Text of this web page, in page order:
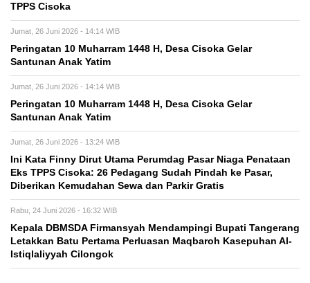
TPPS Cisoka
Jumat, 26 Juni 2026 - 14:14 WIB
Peringatan 10 Muharram 1448 H, Desa Cisoka Gelar
Santunan Anak Yatim
Jumat, 26 Juni 2026 - 14:14 WIB
Peringatan 10 Muharram 1448 H, Desa Cisoka Gelar
Santunan Anak Yatim
Jumat, 26 Juni 2026 - 13:24 WIB
Ini Kata Finny Dirut Utama Perumdag Pasar Niaga Penataan
Eks TPPS Cisoka: 26 Pedagang Sudah Pindah ke Pasar,
Diberikan Kemudahan Sewa dan Parkir Gratis
Rabu, 24 Juni 2026 - 16:32 WIB
Kepala DBMSDA Firmansyah Mendampingi Bupati Tangerang
Letakkan Batu Pertama Perluasan Maqbaroh Kasepuhan Al-
Istiqlaliyyah Cilongok